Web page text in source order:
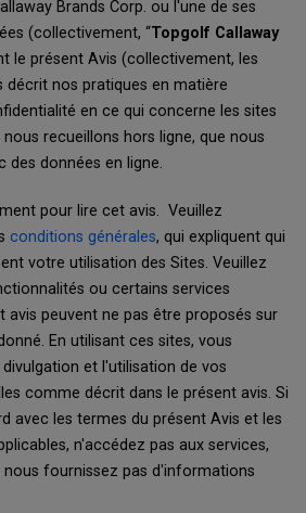
Brands Corp. ou l'une de ses
(collectivement, “Topgolf Callaway
le présent Avis (collectivement, les
décrit nos pratiques en matière
en ce qui concerne les sites
recueillons hors ligne, que nous
des données en ligne.
pour lire cet avis. Veuillez
conditions générales, qui expliquent qui
votre utilisation des Sites. Veuillez
ou certains services
avis peuvent ne pas être proposés sur
En utilisant ces sites, vous
et l'utilisation de vos
comme décrit dans le présent avis. Si
avec les termes du présent Avis et les
n'accédez pas aux services,
nous fournissez pas d'informations